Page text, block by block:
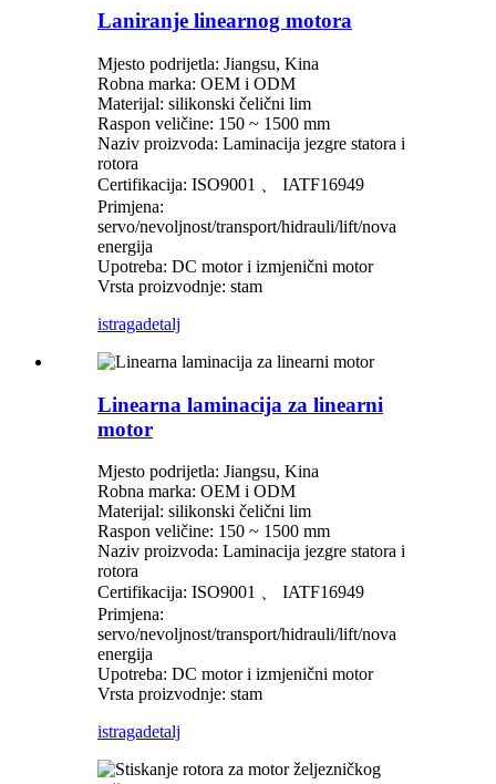
Laniranje linearnog motora
Mjesto podrijetla: Jiangsu, Kina
Robna marka: OEM i ODM
Materijal: silikonski čelični lim
Raspon veličine: 150 ~ 1500 mm
Naziv proizvoda: Laminacija jezgre statora i
rotora
Certifikacija: ISO9001 、 IATF16949
Primjena:
servo/nevoljnost/transport/hidrauli/lift/nova
energija
Upotreba: DC motor i izmjenični motor
Vrsta proizvodnje: stam
istragadetalj
Linearna laminacija za linearni
motor
Mjesto podrijetla: Jiangsu, Kina
Robna marka: OEM i ODM
Materijal: silikonski čelični lim
Raspon veličine: 150 ~ 1500 mm
Naziv proizvoda: Laminacija jezgre statora i
rotora
Certifikacija: ISO9001 、 IATF16949
Primjena:
servo/nevoljnost/transport/hidrauli/lift/nova
energija
Upotreba: DC motor i izmjenični motor
Vrsta proizvodnje: stam
istragadetalj